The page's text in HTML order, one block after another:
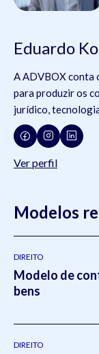
Eduardo
A ADVBOX conta
para produzir os
jurídico,
Ver perfil
Modelos
DIREITO
Modelo de
bens
DIREITO